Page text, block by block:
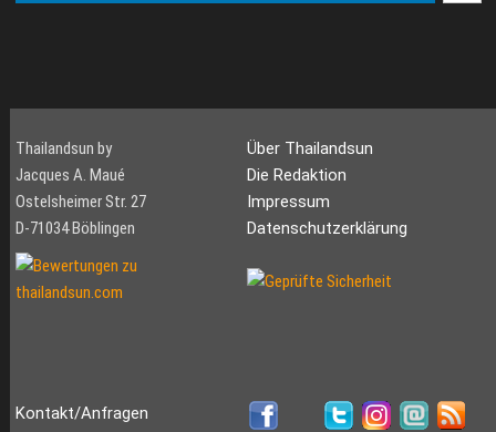
Thailandsun by
Jacques A. Maué
Ostelsheimer Str. 27
D-71034 Böblingen
Über Thailandsun
Die Redaktion
Impressum
Datenschutzerklärung
Kontakt/Anfragen